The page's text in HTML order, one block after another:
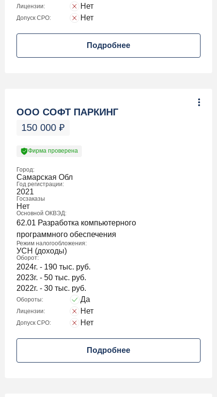
Лицензии: Нет
Допуск СРО: Нет
Подробнее
ООО СОФТ ПАРКИНГ
150 000 ₽
Фирма проверена
Город:
Самарская Обл
Год регистрации:
2021
Госзаказы
Нет
Основной ОКВЭД:
62.01 Разработка компьютерного
программного обеспечения
Режим налогообложения:
УСН (доходы)
Оборот:
2024г. - 190 тыс. руб.
2023г. - 50 тыс. руб.
2022г. - 30 тыс. руб.
Обороты: Да
Лицензии: Нет
Допуск СРО: Нет
Подробнее